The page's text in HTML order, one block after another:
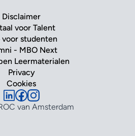
Disclaimer
voor Talent
voor studenten
- MBO Next
Leermaterialen
Privacy
Cookies
van Amsterdam